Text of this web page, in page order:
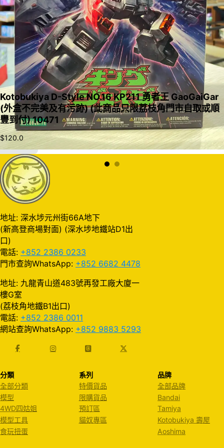
入購物車
Kotobukiya D-Style NO.16 KP211 勇者王 GaoGaiGar
(外盒不完美及有污跡) (此商品只限荔枝角門市自取或順
豐到付) 10471
$120.0
地址: 深水埗元州街66A地下
(新高登商場對面) (深水埗地鐵站D1出
口)
電話: +852 2386 0233
門市查詢WhatsApp: +852 6682 4478
地址: 九龍青山道483號再發工廠大廈一
樓G室
(荔枝角地鐵B1出口)
電話: +852 2386 0011
網站查詢WhatsApp: +852 9883 5293
分類
全部分類
模型
4WD四姑姐
模型工具
食玩扭蛋
系列
特價貨品
限購貨品
預訂區
貓奴專區
品牌
全部品牌
Bandai
Tamiya
Kotobukiya 壽屋
Aoshima